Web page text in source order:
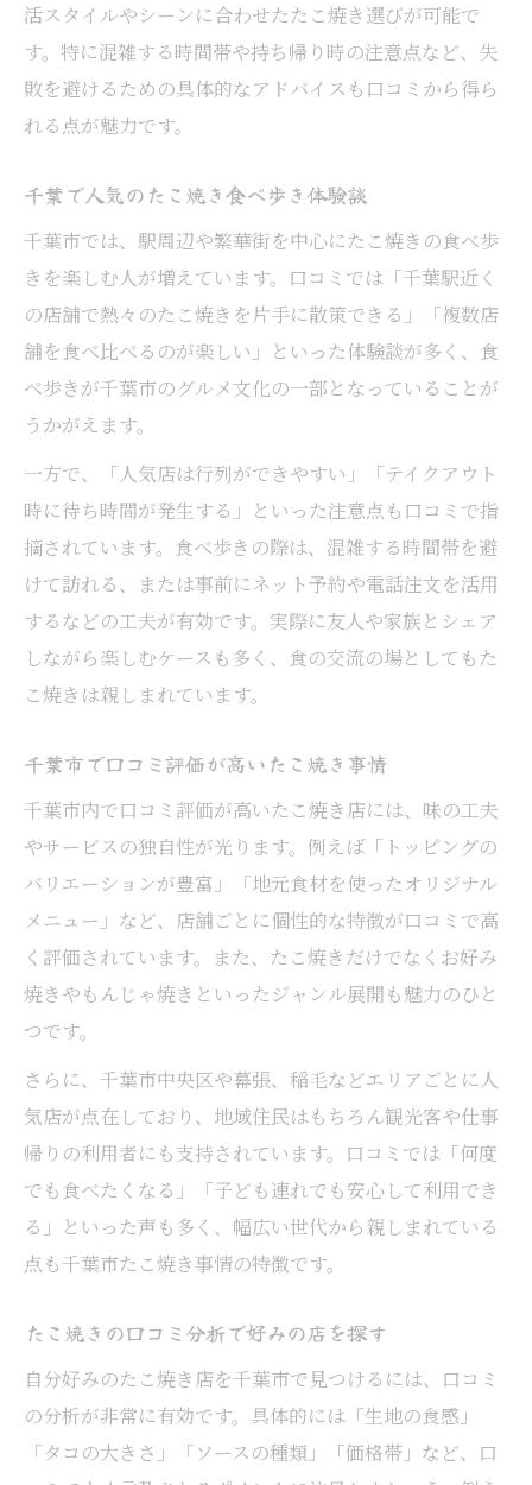
たこ焼き食べ放題千葉市の注目ポイント
テイクアウト可能なたこ焼き口コミ評価
千葉駅周辺で楽しむたこ焼きテイクアウト
千葉市たこ焼き食べ放題の口コミ体験談
口コミで分かる千葉たこ焼きテイクアウト
口コミで分かる千葉市たこ焼き文化の魅力
たこ焼き口コミから千葉市文化を読み解く
千葉市で根付くたこ焼きの食文化紹介
口コミで知る千葉たこ焼き文化の変遷
千葉市たこ焼きの独自進化と口コミ評価
たこ焼き文化と千葉市の食べ歩き事情
千葉市内おすすめたこ焼きの選び方ガイド
たこ焼き口コミ活用のおすすめ店選び方
千葉市で失敗しないたこ焼き選びのコツ
口コミで探す千葉市たこ焼きの注目点
プ
活スタイルやシーンに合わせたたこ焼き選びが可能で
す。特に混雑する時間帯や持ち帰り時の注意点など、失
敗を避けるための具体的なアドバイスも口コミから得ら
れる点が魅力です。
千葉で人気のたこ焼き食べ歩き体験談
千葉市では、駅周辺や繁華街を中心にたこ焼きの食べ歩
きを楽しむ人が増えています。口コミでは「千葉駅近く
の店舗で熱々のたこ焼きを片手に散策できる」「複数店
舗を食べ比べるのが楽しい」といった体験談が多く、食
べ歩きが千葉市のグルメ文化の一部となっていることが
うかがえます。
一方で、「人気店は行列ができやすい」「テイクアウト
時に待ち時間が発生する」といった注意点も口コミで指
摘されています。食べ歩きの際は、混雑する時間帯を避
けて訪れる、または事前にネット予約や電話注文を活用
するなどの工夫が有効です。実際に友人や家族とシェア
しながら楽しむケースも多く、食の交流の場としてもた
こ焼きは親しまれています。
千葉市で口コミ評価が高いたこ焼き事情
千葉市内で口コミ評価が高いたこ焼き店には、味の工夫
やサービスの独自性が光ります。例えば「トッピングの
バリエーションが豊富」「地元食材を使ったオリジナル
メニュー」など、店舗ごとに個性的な特徴が口コミで高
く評価されています。また、たこ焼きだけでなくお好み
焼きやもんじゃ焼きといったジャンル展開も魅力のひと
つです。
さらに、千葉市中央区や幕張、稲毛などエリアごとに人
気店が点在しており、地域住民はもちろん観光客や仕事
帰りの利用者にも支持されています。口コミでは「何度
でも食べたくなる」「子ども連れでも安心して利用でき
る」といった声も多く、幅広い世代から親しまれている
点も千葉市たこ焼き事情の特徴です。
たこ焼きの口コミ分析で好みの店を探す
自分好みのたこ焼き店を千葉市で見つけるには、口コミ
の分析が非常に有効です。具体的には「生地の食感」
「タコの大きさ」「ソースの種類」「価格帯」など、口